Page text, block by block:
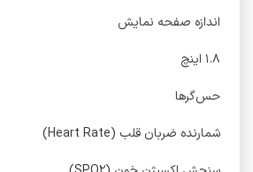
اندازه صفحه نمایش
۱.۸ اینچ
حس‌گرها
شمارنده ضربان قلب (Heart Rate)